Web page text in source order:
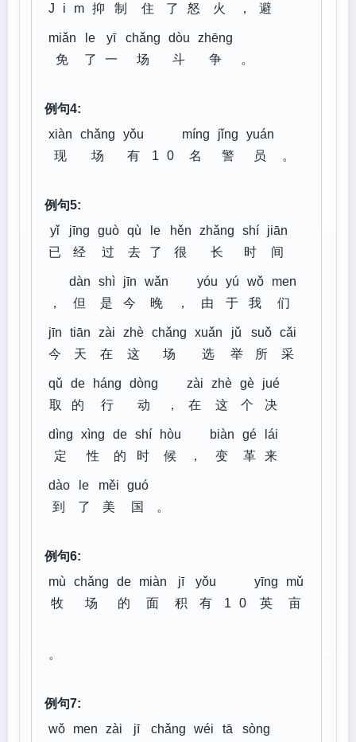
J i m 抑
制
住
了
怒
火
，
避
miǎn
免
le
了
yī
一
chǎng
场
dòu
斗
zhēng
争
。
例句4:
xiàn
现
chǎng
场
yǒu
有
1 0
míng
名
jǐng
警
yuán
员
。
例句5:
yǐ
已
jīng
经
guò
过
qù
去
le
了
hěn
很
zhǎng
长
shí
时
jiān
间
，
dàn
但
shì
是
jīn
今
wǎn
晚
，
yóu
由
yú
于
wǒ
我
men
们
jīn
今
tiān
天
zài
在
zhè
这
chǎng
场
xuǎn
选
jǔ
举
suǒ
所
cǎi
采
qǔ
取
de
的
háng
行
dòng
动
，
zài
在
zhè
这
gè
个
jué
决
dìng
定
xìng
性
de
的
shí
时
hòu
候
，
biàn
变
gé
革
lái
来
dào
到
le
了
měi
美
guó
国
。
例句6:
mù
牧
chǎng
场
de
的
miàn
面
jī
积
yǒu
有
1 0
yīng
英
mǔ
亩
。
例句7:
wǒ
men
zài
jī
chǎng
wéi
tā
sòng